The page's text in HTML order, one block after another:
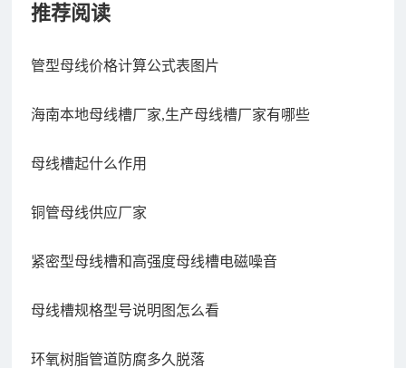
推荐阅读
管型母线价格计算公式表图片
海南本地母线槽厂家,生产母线槽厂家有哪些
母线槽起什么作用
铜管母线供应厂家
紧密型母线槽和高强度母线槽电磁噪音
母线槽规格型号说明图怎么看
环氧树脂管道防腐多久脱落